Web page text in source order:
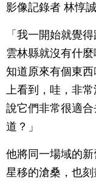
影像記錄者 林惇誠
「我一開始就覺
雲林縣就沒有什
知道原來有個東
上看到，哇，非
說它們非常很適
道？」
他將同一場域的
星移的滄桑，也刻